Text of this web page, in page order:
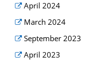
April 2024
March 2024
September 2023
April 2023